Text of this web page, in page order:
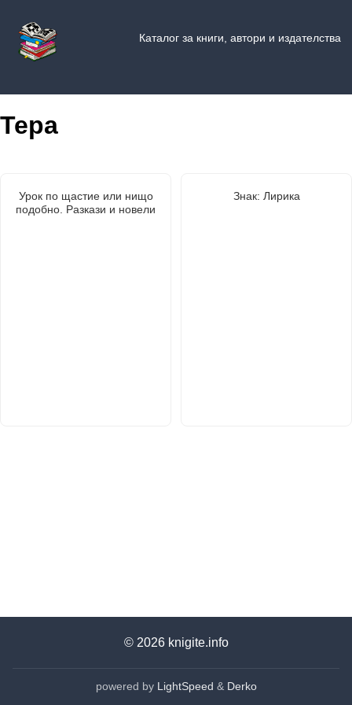
Каталог за книги, автори и издателства
Тера
Урок по щастие или нищо
подобно. Разкази и новели
Знак: Лирика
© 2026 knigite.info
powered by LightSpeed & Derko